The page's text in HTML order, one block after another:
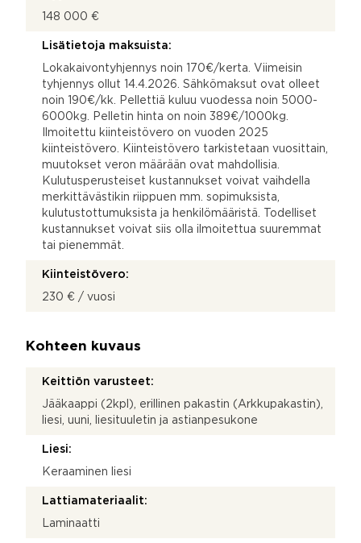
148 000 €
Lisätietoja maksuista:
Lokakaivontyhjennys noin 170€/kerta. Viimeisin
tyhjennys ollut 14.4.2026. Sähkömaksut ovat olleet
noin 190€/kk. Pellettiä kuluu vuodessa noin 5000-
6000kg. Pelletin hinta on noin 389€/1000kg.
Ilmoitettu kiinteistövero on vuoden 2025
kiinteistövero. Kiinteistövero tarkistetaan vuosittain,
muutokset veron määrään ovat mahdollisia.
Kulutusperusteiset kustannukset voivat vaihdella
merkittävästikin riippuen mm. sopimuksista,
kulutustottumuksista ja henkilömääristä. Todelliset
kustannukset voivat siis olla ilmoitettua suuremmat
tai pienemmät.
Kiinteistövero:
230 € / vuosi
Kohteen kuvaus
Keittiön varusteet:
Jääkaappi (2kpl), erillinen pakastin (Arkkupakastin),
liesi, uuni, liesituuletin ja astianpesukone
Liesi:
Keraaminen liesi
Lattiamateriaalit:
Laminaatti